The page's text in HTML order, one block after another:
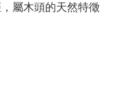
屬木頭的天然特徵